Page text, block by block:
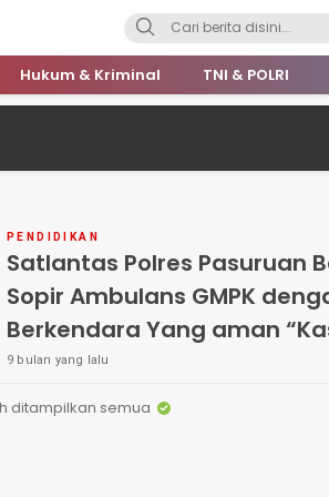
Hukum & Kriminal TNI & POLRI
PENDIDIKAN
Satlantas Polres Pasuruan
Sopir Ambulans GMPK
Berkendara Yang aman
Lantas Derie : Kecepatan
Abaikan Nyawa”
9 bulan yang lalu
ditampilkan semua